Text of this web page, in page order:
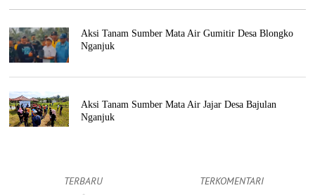
Aksi Tanam Sumber Mata Air Gumitir Desa Blongko
Nganjuk
Aksi Tanam Sumber Mata Air Jajar Desa Bajulan
Nganjuk
TERBARU TERKOMENTARI